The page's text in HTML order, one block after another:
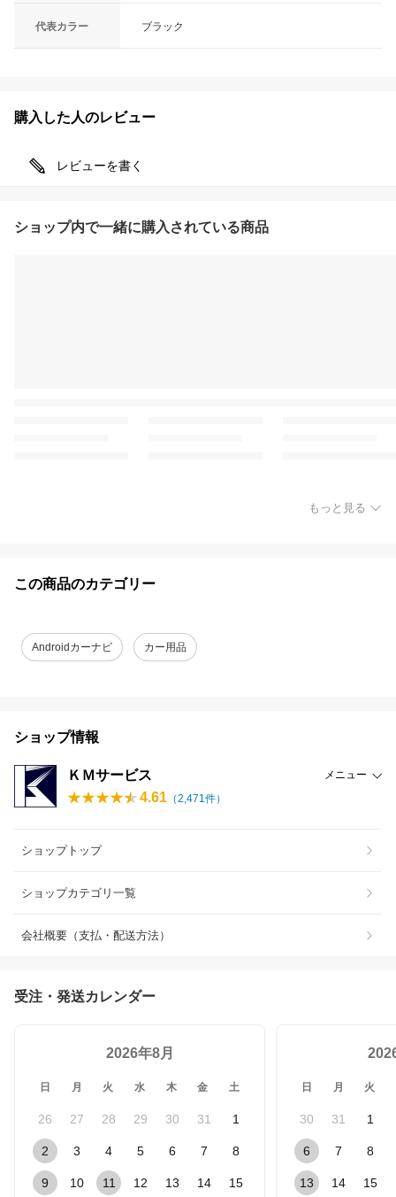
代表カラー ブラック
購入した人のレビュー
レビューを書く
ショップ内で一緒に購入されている商品
もっと見る
この商品のカテゴリー
Androidカーナビ カー用品
ショップ情報
ＫＭサービス メニュー
4.61 （2,471件）
ショップトップ
ショップカテゴリ一覧
会社概要（支払・配送方法）
受注・発送カレンダー
2026年8月
日 月 火 水 木 金 土
26 27 28 29 30 31 1
2 3 4 5 6 7 8
9 10 11 12 13 14 15
日 月 火
30 31 1
6 7 8
13 14 15